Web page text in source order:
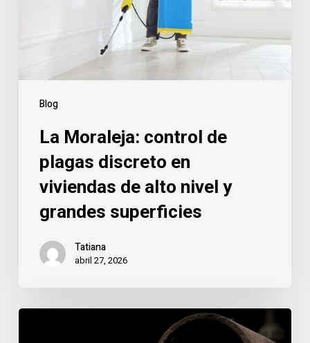
Blog
viviendas
alto
nivel
grandes
superficies
La Moraleja: control de
plagas discreto en
viviendas de alto nivel y
grandes superficies
Tatiana
abril 27, 2026